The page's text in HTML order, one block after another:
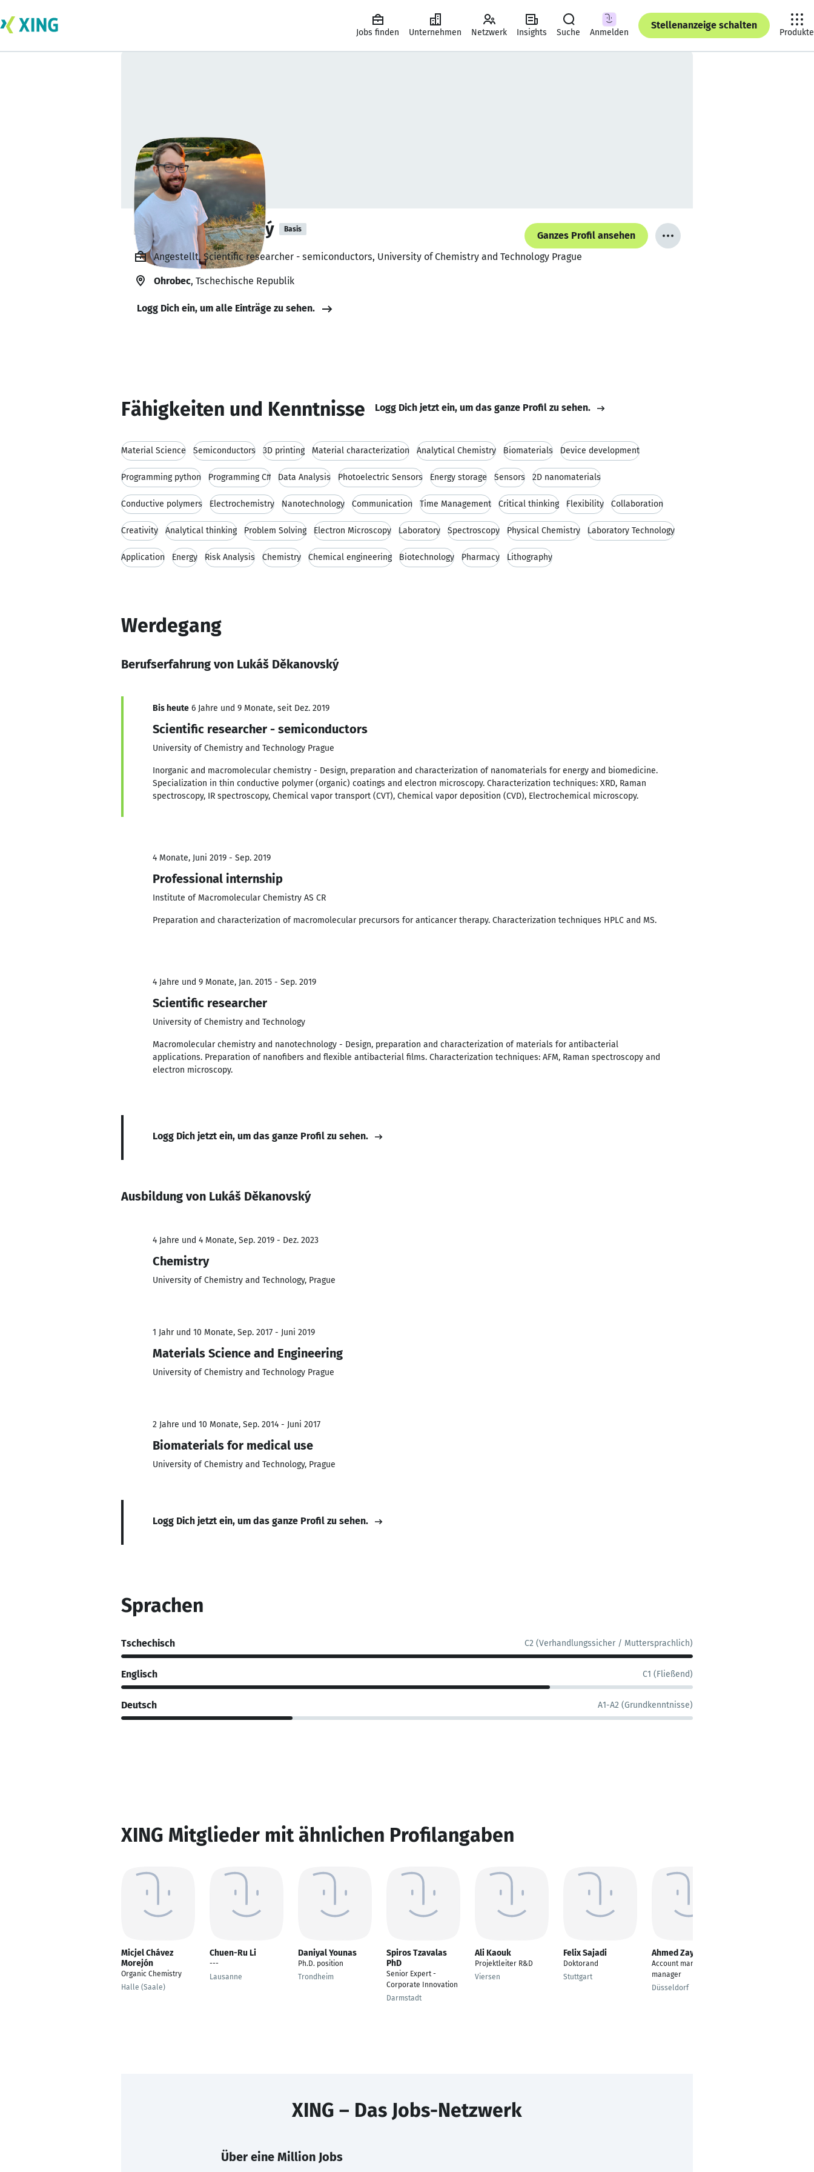
Jobs finden Unternehmen Netzwerk Insights Suche Anmelden
Stellenanzeige schalten
Produkte
Lukáš Děkanovský Basis
Ganzes Profil ansehen
Angestellt, Scientific researcher - semiconductors, University of Chemistry and Technology Prague
Ohrobec, Tschechische Republik
Logg Dich ein, um alle Einträge zu sehen.
Fähigkeiten und Kenntnisse Logg Dich jetzt ein, um das ganze Profil zu sehen.
Material Science Semiconductors 3D printing Material characterization Analytical Chemistry Biomaterials Device development
Programming python Programming C# Data Analysis Photoelectric Sensors Energy storage Sensors 2D nanomaterials
Conductive polymers Electrochemistry Nanotechnology Communication Time Management Critical thinking Flexibility Collaboration
Creativity Analytical thinking Problem Solving Electron Microscopy Laboratory Spectroscopy Physical Chemistry Laboratory Technology
Application Energy Risk Analysis Chemistry Chemical engineering Biotechnology Pharmacy Lithography
Werdegang
Berufserfahrung von Lukáš Děkanovský
Bis heute 6 Jahre und 9 Monate, seit Dez. 2019
Scientific researcher - semiconductors
University of Chemistry and Technology Prague
Inorganic and macromolecular chemistry - Design, preparation and characterization of nanomaterials for energy and biomedicine.
Specialization in thin conductive polymer (organic) coatings and electron microscopy. Characterization techniques: XRD, Raman
spectroscopy, IR spectroscopy, Chemical vapor transport (CVT), Chemical vapor deposition (CVD), Electrochemical microscopy.
4 Monate, Juni 2019 - Sep. 2019
Professional internship
Institute of Macromolecular Chemistry AS CR
Preparation and characterization of macromolecular precursors for anticancer therapy. Characterization techniques HPLC and MS.
4 Jahre und 9 Monate, Jan. 2015 - Sep. 2019
Scientific researcher
University of Chemistry and Technology
Macromolecular chemistry and nanotechnology - Design, preparation and characterization of materials for antibacterial
applications. Preparation of nanofibers and flexible antibacterial films. Characterization techniques: AFM, Raman spectroscopy and
electron microscopy.
Logg Dich jetzt ein, um das ganze Profil zu sehen.
Ausbildung von Lukáš Děkanovský
4 Jahre und 4 Monate, Sep. 2019 - Dez. 2023
Chemistry
University of Chemistry and Technology, Prague
1 Jahr und 10 Monate, Sep. 2017 - Juni 2019
Materials Science and Engineering
University of Chemistry and Technology Prague
2 Jahre und 10 Monate, Sep. 2014 - Juni 2017
Biomaterials for medical use
University of Chemistry and Technology, Prague
Logg Dich jetzt ein, um das ganze Profil zu sehen.
Sprachen
Tschechisch C2 (Verhandlungssicher / Muttersprachlich)
Englisch C1 (Fließend)
Deutsch A1-A2 (Grundkenntnisse)
XING Mitglieder mit ähnlichen Profilangaben
Micjel Chávez
Morejón
Organic Chemistry
Halle (Saale)
Chuen-Ru Li
---
Lausanne
Daniyal Younas
Ph.D. position
Trondheim
Spiros Tzavalas
PhD
Senior Expert -
Corporate Innovation
Darmstadt
Ali Kaouk
Projektleiter R&D
Viersen
Felix Sajadi
Doktorand
Stuttgart
Ahmed Zayed
Account marketing
manager
Düsseldorf
XING – Das Jobs-Netzwerk
Über eine Million Jobs